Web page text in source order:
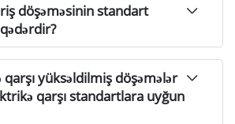
döşəməsinin standart
yüksəldilmiş döşəmələr
qarşı standartlara uyğun